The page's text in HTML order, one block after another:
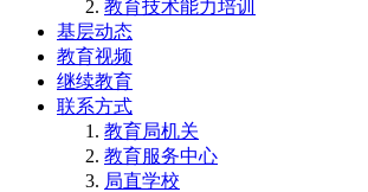
教育技术能力培训
基层动态
教育视频
继续教育
联系方式
教育局机关
教育服务中心
局直学校